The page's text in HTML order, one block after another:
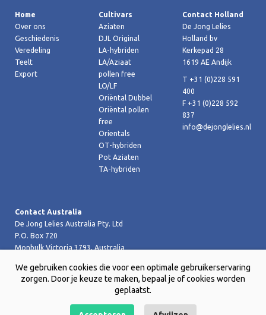
Home
Over ons
Geschiedenis
Veredeling
Teelt
Export
Cultivars
Aziaten
DJL Original
LA-hybriden
LA/Aziaat
pollen free
LO/LF
Oriëntal Dubbel
Oriëntal pollen
free
Orientals
OT-hybriden
Pot Aziaten
TA-hybriden
Contact Holland
De Jong Lelies
Holland bv
Kerkepad 28
1619 AE Andijk
T +31 (0)228 591
400
F +31 (0)228 592
837
info@dejonglelies.nl
Contact Australia
De Jong Lelies Australia Pty. Ltd
P.O. Box 720
Monbulk Victoria 3793, Australia
T +61 (0)359 619 188
F +61 (0)359 619 199 joost@dejongleliesaustralia.com.au
We gebruiken cookies die voor een optimale gebruikerservaring
zorgen. Door je keuze te maken, bepaal je of cookies worden
geplaatst.